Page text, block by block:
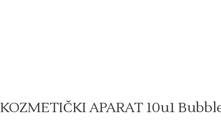
KOZMETIČKI APARAT 10u1